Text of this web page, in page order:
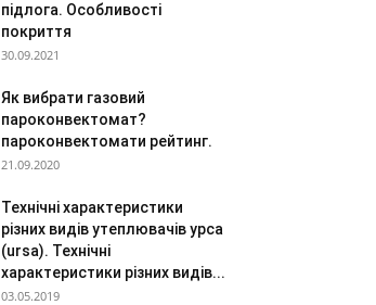
підлога. Особливості
покриття
30.09.2021
Як вибрати газовий
пароконвектомат?
пароконвектомати рейтинг.
21.09.2020
Технічні характеристики
різних видів утеплювачів урса
(ursa). Технічні
характеристики різних видів...
03.05.2019